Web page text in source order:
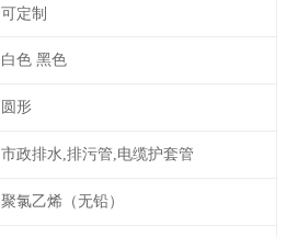
可定制
白色 黑色
圆形
市政排水,排污管,电缆护套管
聚氯乙烯（无铅）